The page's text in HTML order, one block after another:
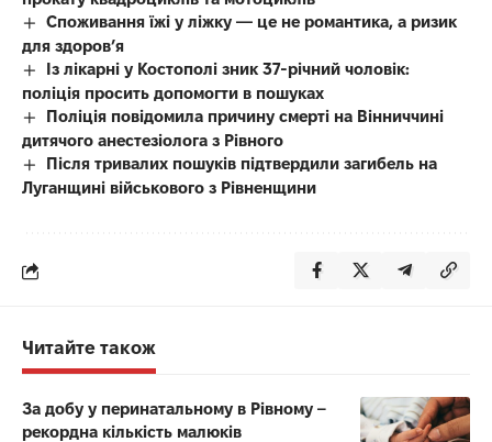
Споживання їжі у ліжку — це не романтика, а ризик
для здоров’я
Із лікарні у Костополі зник 37-річний чоловік:
поліція просить допомогти в пошуках
Поліція повідомила причину смерті на Вінниччині
дитячого анестезіолога з Рівного
Після тривалих пошуків підтвердили загибель на
Луганщині військового з Рівненщини
Читайте також
За добу у перинатальному в Рівному –
рекордна кількість малюків